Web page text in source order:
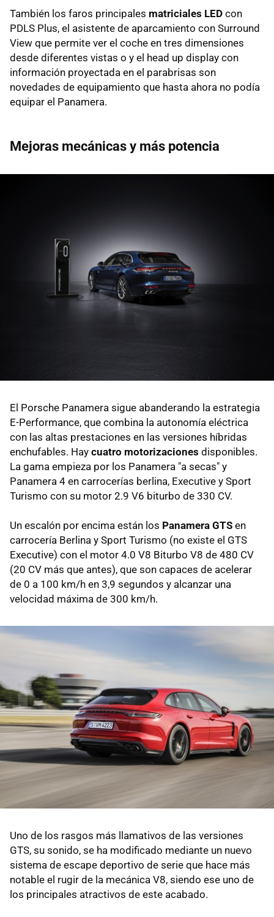
También los faros principales matriciales LED con
PDLS Plus, el asistente de aparcamiento con Surround
View que permite ver el coche en tres dimensiones
desde diferentes vistas o y el head up display con
información proyectada en el parabrisas son
novedades de equipamiento que hasta ahora no podía
equipar el Panamera.
Mejoras mecánicas y más potencia
El Porsche Panamera sigue abanderando la estrategia
E-Performance, que combina la autonomía eléctrica
con las altas prestaciones en las versiones híbridas
enchufables. Hay cuatro motorizaciones disponibles.
La gama empieza por los Panamera "a secas" y
Panamera 4 en carrocerías berlina, Executive y Sport
Turismo con su motor 2.9 V6 biturbo de 330 CV.
Un escalón por encima están los Panamera GTS en
carrocería Berlina y Sport Turismo (no existe el GTS
Executive) con el motor 4.0 V8 Biturbo V8 de 480 CV
(20 CV más que antes), que son capaces de acelerar
de 0 a 100 km/h en 3,9 segundos y alcanzar una
velocidad máxima de 300 km/h.
Uno de los rasgos más llamativos de las versiones
GTS, su sonido, se ha modificado mediante un nuevo
sistema de escape deportivo de serie que hace más
notable el rugir de la mecánica V8, siendo ese uno de
los principales atractivos de este acabado.